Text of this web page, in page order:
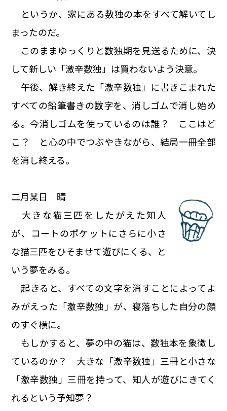
というか、家にある数独の本をすべて解いてし
まったのだ。
このままゆっくりと数独期を見送るために、決
して新しい「激辛数独」は買わないよう決意。
午後、解き終えた「激辛数独」に書きこまれた
すべての鉛筆書きの数字を、消しゴムで消し始め
る。今消しゴムを使っているのは誰？ ここはど
こ？ と心の中でつぶやきながら、結局一冊全部
を消し終える。
二月某日 晴
大きな猫三匹をしたがえた知人
が、コートのポケットにさらに小さ
な猫三匹をひそませて遊びにくる、と
いう夢をみる。
起きると、すべての文字を消すことによってよ
みがえった「激辛数独」が、寝落ちした自分の顔
のすぐ横に。
もしかすると、夢の中の猫は、数独本を象徴し
ているのか？ 大きな「激辛数独」三冊と小さな
「激辛数独」三冊を持って、知人が遊びにきてく
れるという予知夢？